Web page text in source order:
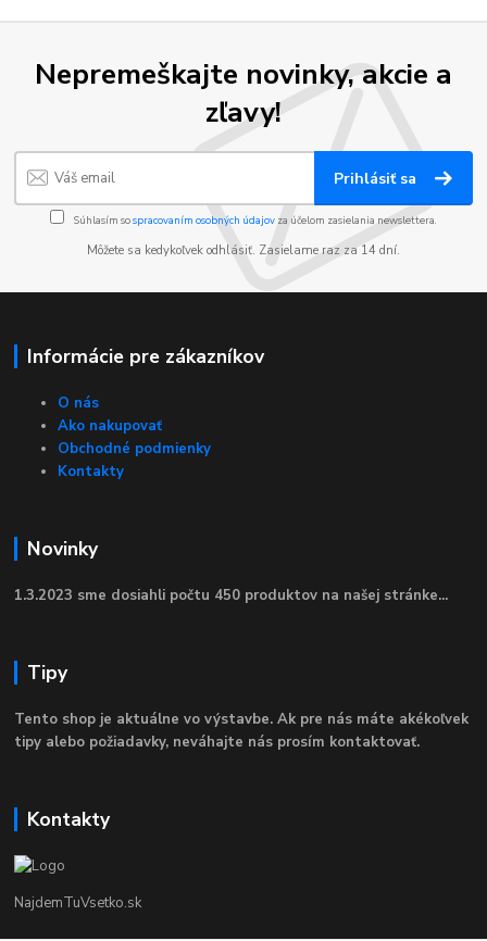
Nepremeškajte novinky, akcie a
zľavy!
Prihlásiť sa
Súhlasím sospracovaním osobných údajov za účelom zasielania newslettera.
Môžete sa kedykoľvek odhlásiť. Zasielame raz za 14 dní.
Informácie pre zákazníkov
O nás
Ako nakupovať
Obchodné podmienky
Kontakty
Novinky
1.3.2023 sme dosiahli počtu 450 produktov na našej stránke...
Tipy
Tento shop je aktuálne vo výstavbe. Ak pre nás máte akékoľvek
tipy alebo požiadavky, neváhajte nás prosím kontaktovať.
Kontakty
NajdemTuVsetko.sk